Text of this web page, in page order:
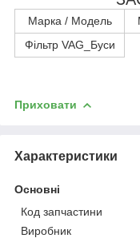
Марка / Модель
Фільтр VAG_Буси
Приховати
Характеристики
Основні
Код запчастини
Виробник